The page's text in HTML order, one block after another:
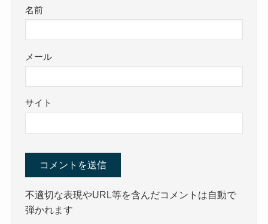
名前
メール
サイト
不適切な表現やURL等を含んだコメントは自動で
弾かれます